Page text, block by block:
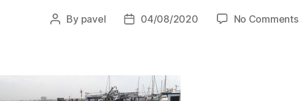
Post
By pavel
Post04/08/2020 No Commentson